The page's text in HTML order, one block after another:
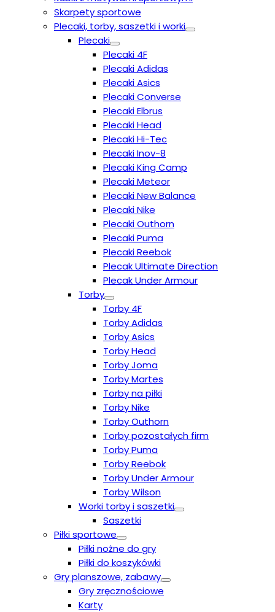
Skarpety sportowe
Plecaki, torby, saszetki i worki
Plecaki
Plecaki 4F
Plecaki Adidas
Plecaki Asics
Plecaki Converse
Plecaki Elbrus
Plecaki Head
Plecaki Hi-Tec
Plecaki Inov-8
Plecaki King Camp
Plecaki Meteor
Plecaki New Balance
Plecaki Nike
Plecaki Outhorn
Plecaki Puma
Plecaki Reebok
Plecak Ultimate Direction
Plecak Under Armour
Torby
Torby 4F
Torby Adidas
Torby Asics
Torby Head
Torby Joma
Torby Martes
Torby na piłki
Torby Nike
Torby Outhorn
Torby pozostałych firm
Torby Puma
Torby Reebok
Torby Under Armour
Torby Wilson
Worki torby i saszetki
Saszetki
Piłki sportowe
Piłki nożne do gry
Piłki do koszykówki
Gry planszowe, zabawy
Gry zręcznościowe
Karty